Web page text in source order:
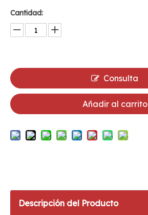
Cantidad:
Consulta
Añadir al carrito
Descripción del Producto